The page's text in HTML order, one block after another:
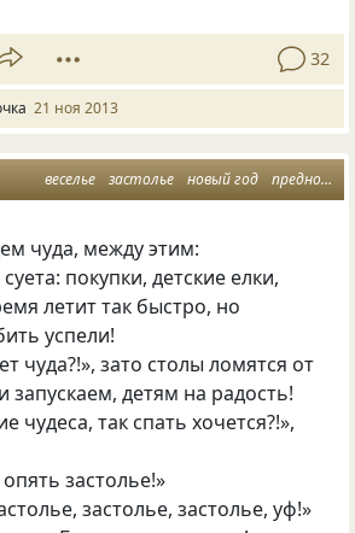
32
21 ноя 2013
веселье застолье новый год предновогодние хлопоты
чуда, между этим:
покупки, детские елки,
летит так быстро, но
успели!
чуда?!», зато столы ломятся от
запускаем, детям на радость!
чудеса, так спать хочется?!»,
застолье!»
застолье, застолье, уф!»